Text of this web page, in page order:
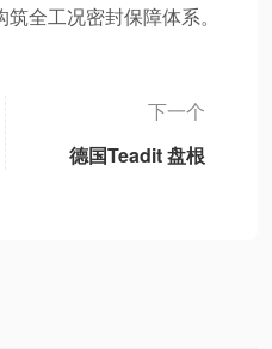
全工况密封保障体系。
下一个
德国Teadit 盘根